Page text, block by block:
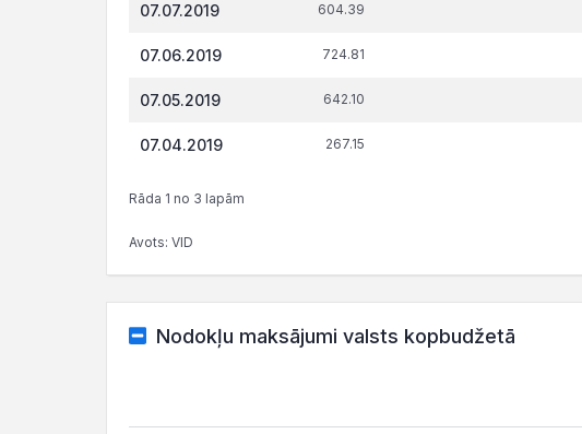
07.07.2019 604.39
07.06.2019 724.81
07.05.2019 642.10
07.04.2019 267.15
Rāda 1 no 3 lapām
Avots: VID
Nodokļu maksājumi valsts kopbudžetā